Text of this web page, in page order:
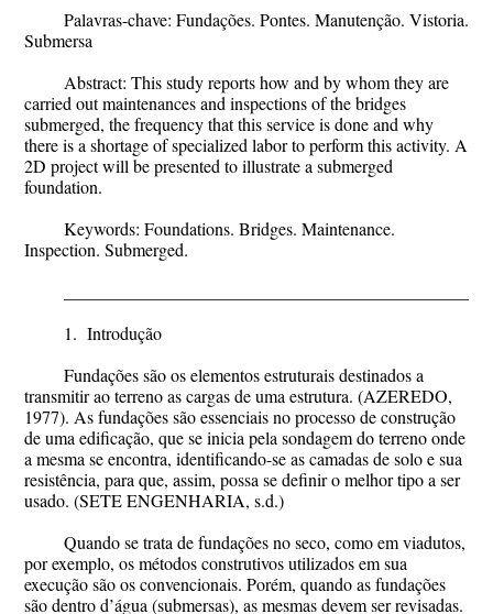
Palavras-chave: Fundações. Pontes. Manutenção. Vistoria.
Submersa
Abstract: This study reports how and by whom they are
carried out maintenances and inspections of the bridges
submerged, the frequency that this service is done and why
there is a shortage of specialized labor to perform this activity. A
2D project will be presented to illustrate a submerged
foundation.
Keywords: Foundations. Bridges. Maintenance.
Inspection. Submerged.
1. Introdução
Fundações são os elementos estruturais destinados a
transmitir ao terreno as cargas de uma estrutura. (AZEREDO,
1977). As fundações são essenciais no processo de construção
de uma edificação, que se inicia pela sondagem do terreno onde
a mesma se encontra, identificando-se as camadas de solo e sua
resistência, para que, assim, possa se definir o melhor tipo a ser
usado. (SETE ENGENHARIA, s.d.)
Quando se trata de fundações no seco, como em viadutos,
por exemplo, os métodos construtivos utilizados em sua
execução são os convencionais. Porém, quando as fundações
são dentro d’água (submersas), as mesmas devem ser revisadas.